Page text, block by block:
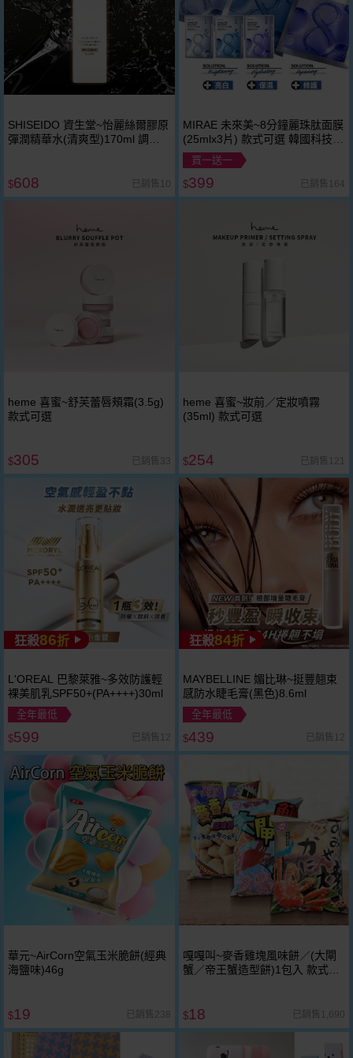
SHISEIDO 資生堂~怡麗絲爾膠原
彈潤精華水(清爽型)170ml 調理
$608 已銷售10
MIRAE 未來美~8分鐘麗珠肽面膜
(25mlx3片) 款式可選 韓國科技
提升細緻感 透亮穩定
買一送一
$399 已銷售164
heme 喜蜜~舒芙蕾唇頰霜(3.5g)
款式可選
$305 已銷售33
heme 喜蜜~妝前／定妝噴霧
(35ml) 款式可選
$254 已銷售121
狂殺86折
L'OREAL 巴黎萊雅~多效防護輕
裸美肌乳SPF50+(PA++++)30ml
全年最低
$599 已銷售12
狂殺84折
MAYBELLINE 媚比琳~挺豐翹束
感防水睫毛膏(黑色)8.6ml
全年最低
$439 已銷售12
華元~AirCorn空氣玉米脆餅(經典
海鹽味)46g
$19 已銷售238
嘎嘎叫~麥香雞塊風味餅／(大閘
蟹／帝王蟹造型餅)1包入 款式可
$18 已銷售1,690